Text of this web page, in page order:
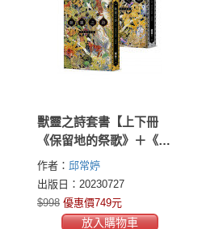
獸靈之詩套書【上下冊
《保留地的祭歌》＋《模
仿師的遊戲》】
作者： 邱常婷
出版日：20230727
$998 優惠價749元
放入購物車